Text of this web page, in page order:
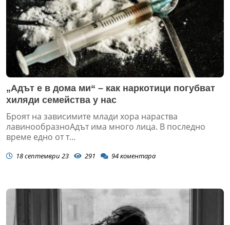
„Адът е в дома ми“ – как наркотици погубват
хиляди семейства у нас
Броят на зависимите млади хора нараства
лавинообразноАдът има много лица. В последно
време едно от т...
18 септември 23 291 94коментара